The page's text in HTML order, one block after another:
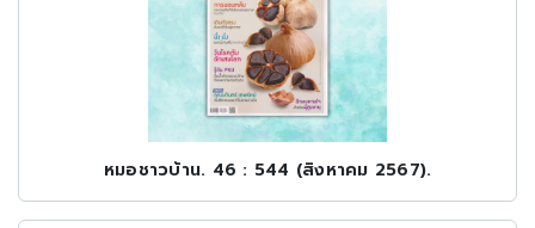
หมอชาวบ้าน. 46 : 544 (สิงหาคม 2567).